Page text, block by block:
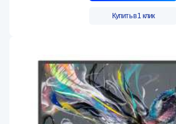
Купить в 1 клик